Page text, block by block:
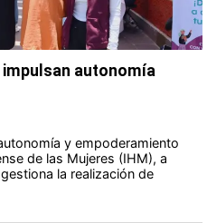
impulsan autonomía
y empoderamiento
de las Mujeres (IHM), a
la realización de